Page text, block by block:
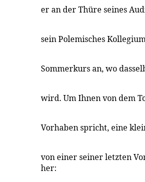
er an der Thüre seines
sein Polemisches
Sommerkurs an, wo
wird. Um Ihnen von dem
Vorhaben spricht, eine
von einer seiner letzten
her: